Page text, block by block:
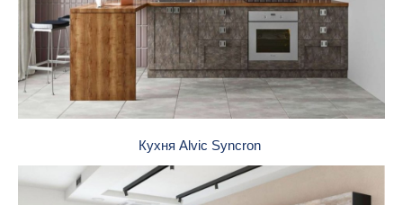
Кухня Alvic Syncron